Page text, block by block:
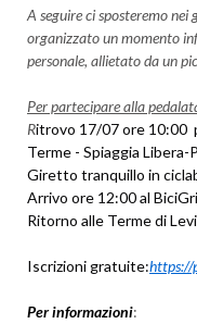
A seguire ci sposteremo nei
organizzato un momento
personale, allietato da un
Per partecipare alla
Ritrovo 17/07 ore 10:00
Terme - Spiaggia Libera-
Giretto tranquillo in
Arrivo ore 12:00 al
Ritorno alle Terme di
Iscrizioni gratuite:https://
Per informazioni: